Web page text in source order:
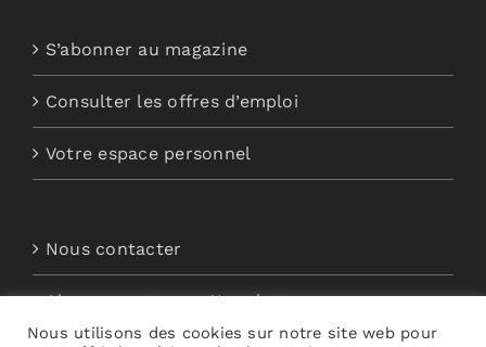
S’abonner au magazine
Consulter les offres d’emploi
Votre espace personnel
Nous contacter
Abonnements aux Newsletters
Nous utilisons des cookies sur notre site web pour